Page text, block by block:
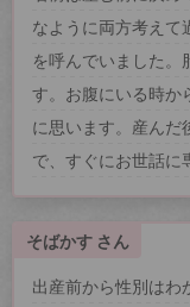
なように両方考えて
を呼んでいました。
す。お腹にいる時か
に思います。産んだ
で、すぐにお世話に
そばかす さん
出産前から性別はわ